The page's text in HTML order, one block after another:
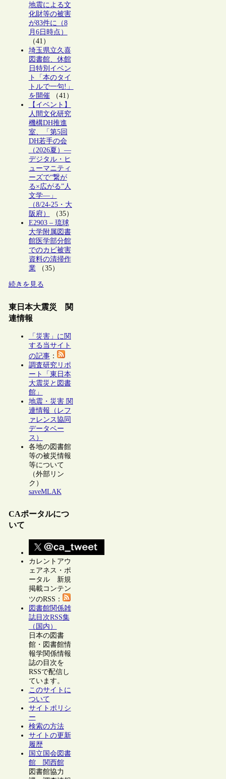
地震による文
化財等の被害
が83件に（8
月6日時点）
（41）
埼玉県立久喜
図書館、休館
日特別イベン
ト「本のタイ
トルで一句!」
を開催（41）
【イベント】
人間文化研究
機構DH推進
室、「第5回
DH若手の会
（2026夏）―
デジタル・ヒ
ューマニティ
ーズで“繋が
る×広がる”人
文学―」
（8/24-25・大
阪府）
（35）
E2903 – 琉球
大学附属図書
館医学部分館
でのカビ被害
資料の清掃作
業（35）
続きを見る
東日本大震災 関
連情報
「災害」に関
する当サイト
の記事：
調査研究リポ
ート「東日本
大震災と図書
館」
地震・災害 関
連情報（レフ
ァレンス協同
データベー
ス）
各地の図書館
等の被災情報
等について
（外部リン
ク）
saveMLAK
CAポータルにつ
いて
カレントアウ
ェアネス・ポ
ータル 新規
掲載コンテン
ツのRSS：
図書館関係雑
誌目次RSS集
（国内）
日本の図書
館・図書館情
報学関係情報
誌の目次を
RSSで配信し
ています。
このサイトに
ついて
サイトポリシ
ー
検索の方法
サイトの更新
履歴
国立国会図書
館 関西館
図書館協力